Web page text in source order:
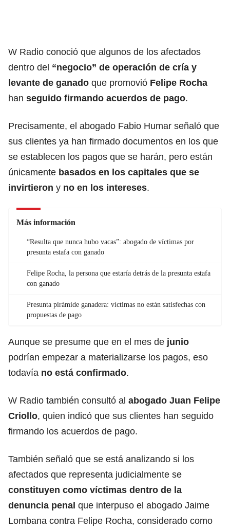
W Radio conoció que algunos de los afectados
dentro del “negocio” de operación de cría y
levante de ganado que promovió Felipe Rocha
han seguido firmando acuerdos de pago.
Precisamente, el abogado Fabio Humar señaló que
sus clientes ya han firmado documentos en los que
se establecen los pagos que se harán, pero están
únicamente basados en los capitales que se
invirtieron y no en los intereses.
Más información
“Resulta que nunca hubo vacas”: abogado de víctimas por
presunta estafa con ganado
Felipe Rocha, la persona que estaría detrás de la presunta estafa
con ganado
Presunta pirámide ganadera: víctimas no están satisfechas con
propuestas de pago
Aunque se presume que en el mes de junio
podrían empezar a materializarse los pagos, eso
todavía no está confirmado.
W Radio también consultó al abogado Juan Felipe
Criollo, quien indicó que sus clientes han seguido
firmando los acuerdos de pago.
También señaló que se está analizando si los
afectados que representa judicialmente se
constituyen como víctimas dentro de la
denuncia penal que interpuso el abogado Jaime
Lombana contra Felipe Rocha, considerado como